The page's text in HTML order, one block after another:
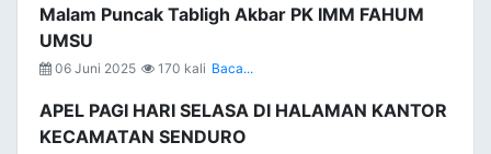
Malam Puncak Tabligh Akbar PK IMM FAHUM
UMSU
06 Juni 2025 170 kali Baca...
APEL PAGI HARI SELASA DI HALAMAN KANTOR
KECAMATAN SENDURO